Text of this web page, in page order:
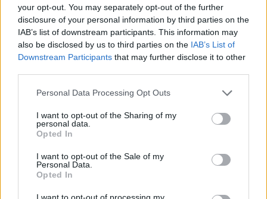
your opt-out. You may separately opt-out of the further
disclosure of your personal information by third parties on the
IAB’s list of downstream participants. This information may
also be disclosed by us to third parties on the IAB’s List of
Downstream Participants that may further disclose it to other
Please note that this website/app uses one or more Google
not limited to your visit or usage behaviour. You may click to
grant or deny consent to Google and its third-party tags to
use your data for below specified purposes in below Google
consent section.
Personal Data Processing Opt Outs
I want to opt-out of the Sharing of my
personal data.
Opted In
I want to opt-out of the Sale of my
Personal Data.
Opted In
I want to opt-out of processing my
07. 31.
HAGYD A SÓT: EGY CSIPET EBBŐL A FŐZŐVÍZBE,
ÉS SOKKAL FINOMABB LESZ A FŐTT KRUMPLI
Titkos hozzávaló
24 ÓRA TOVÁBBI HÍREI
24 óra